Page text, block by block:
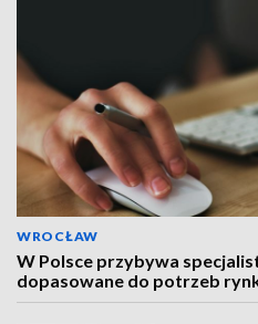
WROCŁAW
W Polsce przybywa
dopasowane do potrzeb